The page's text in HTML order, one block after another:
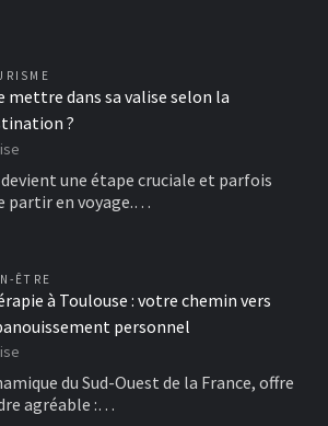
mettre dans sa valise selon la
?
une étape cruciale et parfois
partir en voyage.…
ÊTRE
à Toulouse : votre chemin vers
personnel
du Sud-Ouest de la France, offre
agréable :…